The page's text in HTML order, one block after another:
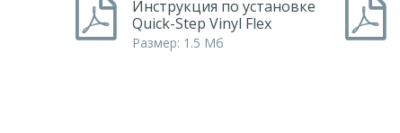
Инструкция по установке
Quick-Step Vinyl Flex
Размер: 1.5 Мб